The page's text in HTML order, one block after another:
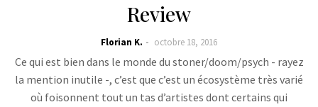
Review
Florian K. octobre 18, 2016
Ce qui est bien dans le monde du stoner/doom/psych - rayez
la mention inutile -, c’est que c’est un écosystème très varié
où foisonnent tout un tas d’artistes dont certains qui